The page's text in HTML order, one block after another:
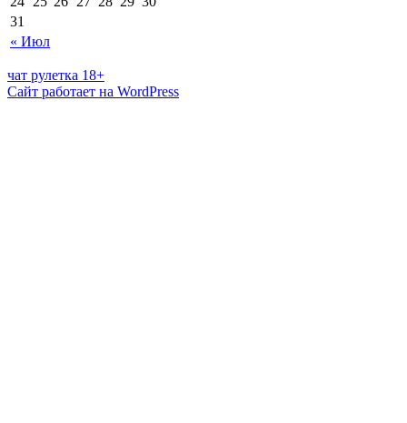
« Июл
31
чат рулетка 18+
Сайт работает на WordPress